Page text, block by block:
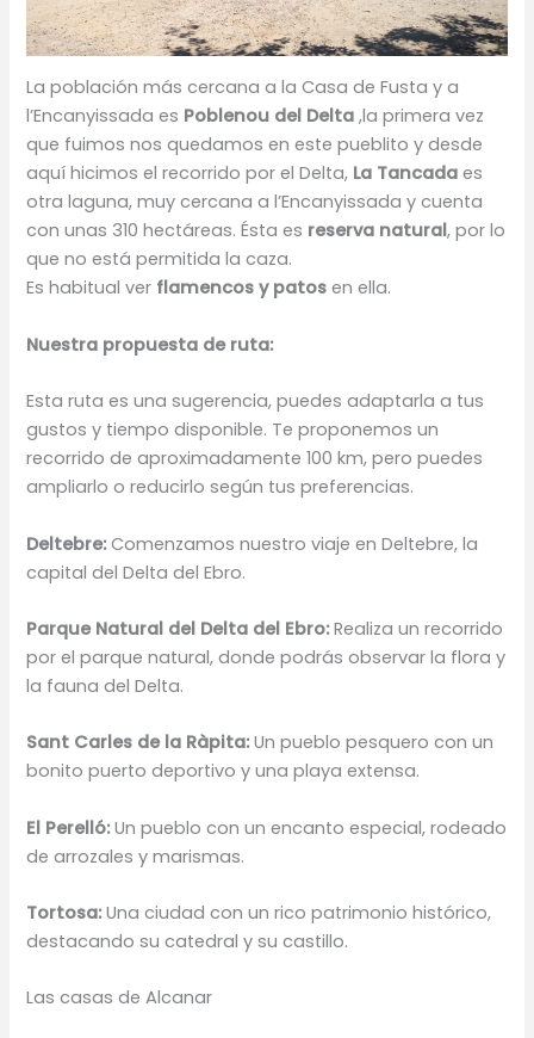
La población más cercana a la Casa de Fusta y a
l’Encanyissada es Poblenou del Delta ,la primera vez
que fuimos nos quedamos en este pueblito y desde
aquí hicimos el recorrido por el Delta, La Tancada es
otra laguna, muy cercana a l’Encanyissada y cuenta
con unas 310 hectáreas. Ésta es reserva natural, por lo
que no está permitida la caza.
Es habitual ver flamencos y patos en ella.
Nuestra propuesta de ruta:
Esta ruta es una sugerencia, puedes adaptarla a tus
gustos y tiempo disponible. Te proponemos un
recorrido de aproximadamente 100 km, pero puedes
ampliarlo o reducirlo según tus preferencias.
Deltebre:Comenzamos nuestro viaje en Deltebre, la
capital del Delta del Ebro.
Parque Natural del Delta del Ebro:Realiza un recorrido
por el parque natural, donde podrás observar la flora y
la fauna del Delta.
Sant Carles de la Ràpita:Un pueblo pesquero con un
bonito puerto deportivo y una playa extensa.
El Perelló:Un pueblo con un encanto especial, rodeado
de arrozales y marismas.
Tortosa:Una ciudad con un rico patrimonio histórico,
destacando su catedral y su castillo.
Las casas de Alcanar